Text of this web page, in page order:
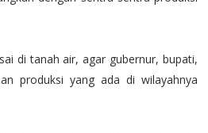
di tanah air, agar gubernur, bupati,
produksi yang ada di wilayahnya